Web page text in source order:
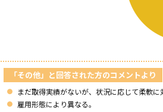
「その他」と回答された方のコメントより
まだ取得実績がないが、状況に応じて柔軟に
雇用形態により異なる。